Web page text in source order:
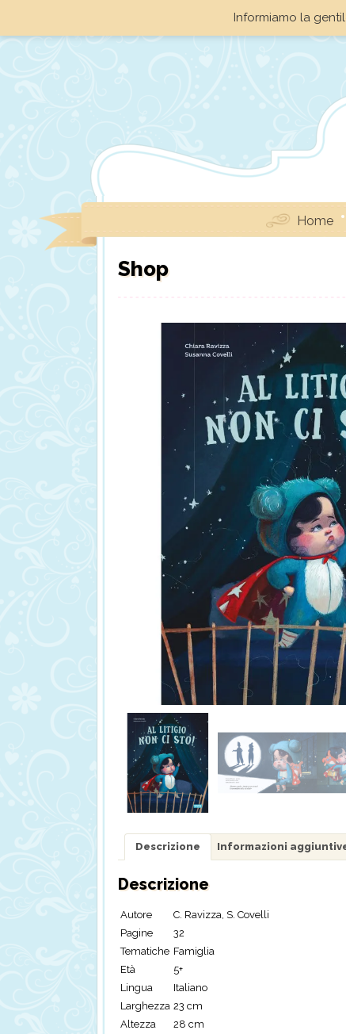
Informiamo la
Home
Shop
Descrizione Informazioni
Descrizione
Autore
C. Ravizza, S. Covelli
Pagine
32
Tematiche Famiglia
Età
5+
Lingua
Italiano
Larghezza 23 cm
Altezza
28 cm